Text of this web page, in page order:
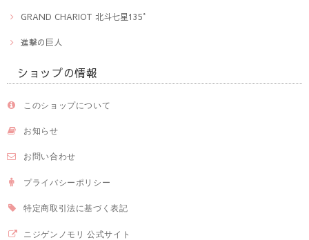
GRAND CHARIOT 北斗七星135°
進撃の巨人
ショップの情報
このショップについて
お知らせ
お問い合わせ
プライバシーポリシー
特定商取引法に基づく表記
ニジゲンノモリ 公式サイト